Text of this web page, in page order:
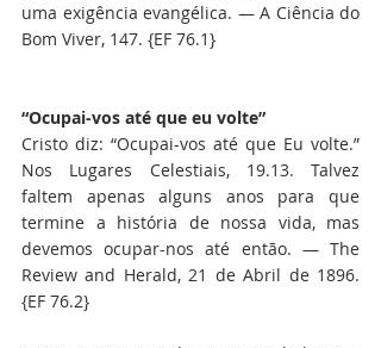
uma exigência evangélica. — A Ciência do
Bom Viver, 147. {EF 76.1}
“Ocupai-vos até que eu volte”
Cristo diz: “Ocupai-vos até que Eu volte.”
Nos Lugares Celestiais, 19.13. Talvez
faltem apenas alguns anos para que
termine a história de nossa vida, mas
devemos ocupar-nos até então. — The
Review and Herald, 21 de Abril de 1896.
{EF 76.2}